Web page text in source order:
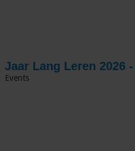
Jaar Lang Leren 2026
Events